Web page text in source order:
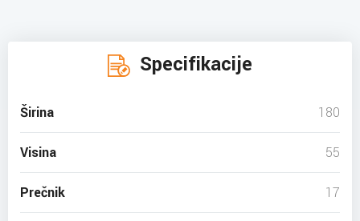
Specifikacije
Širina 180
Visina 55
Prečnik 17